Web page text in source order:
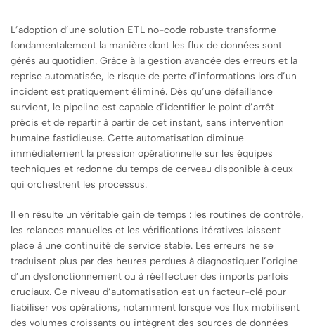
L’adoption d’une solution ETL no-code robuste transforme
fondamentalement la manière dont les flux de données sont
gérés au quotidien. Grâce à la gestion avancée des erreurs et la
reprise automatisée, le risque de perte d’informations lors d’un
incident est pratiquement éliminé. Dès qu’une défaillance
survient, le pipeline est capable d’identifier le point d’arrêt
précis et de repartir à partir de cet instant, sans intervention
humaine fastidieuse. Cette automatisation diminue
immédiatement la pression opérationnelle sur les équipes
techniques et redonne du temps de cerveau disponible à ceux
qui orchestrent les processus.
Il en résulte un véritable gain de temps : les routines de contrôle,
les relances manuelles et les vérifications itératives laissent
place à une continuité de service stable. Les erreurs ne se
traduisent plus par des heures perdues à diagnostiquer l’origine
d’un dysfonctionnement ou à réeffectuer des imports parfois
cruciaux. Ce niveau d’automatisation est un facteur-clé pour
fiabiliser vos opérations, notamment lorsque vos flux mobilisent
des volumes croissants ou intègrent des sources de données